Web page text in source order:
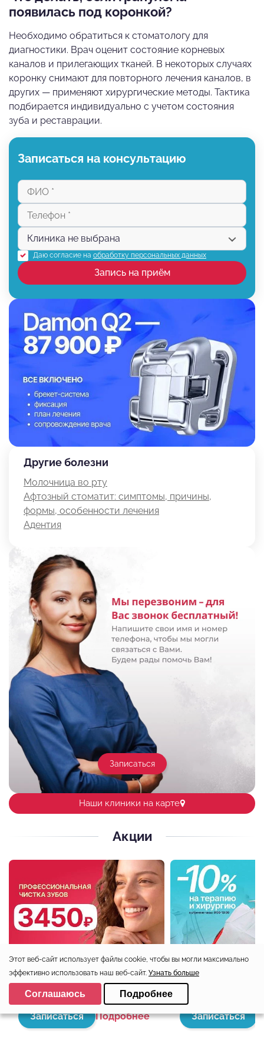
Другие болезни
Молочница во рту
Афтозный стоматит: симптомы, причины,
формы, особенности лечения
Адентия
Записаться
Наши клиники на карте
появилась под коронкой?
Необходимо обратиться к стоматологу для
диагностики. Врач оценит состояние корневых
каналов и прилегающих тканей. В некоторых случаях
коронку снимают для повторного лечения каналов, в
других — применяют хирургические методы. Тактика
подбирается индивидуально с учетом состояния
зуба и реставрации.
Записаться на консультацию
Даю согласие на обработку персональных данных
Запись на приём
Акции
Профессиональная
чистка зубов 3450
рублей!
Записаться Подробнее
Скидка 10% на
Записаться
Этот веб-сайт использует файлы cookie, чтобы вы могли максимально
эффективно использовать наш веб-сайт. Узнать больше
Выберите настройки cookie
Минимальные
Аналитические/Функциональные
Соглашаюсь Подробнее